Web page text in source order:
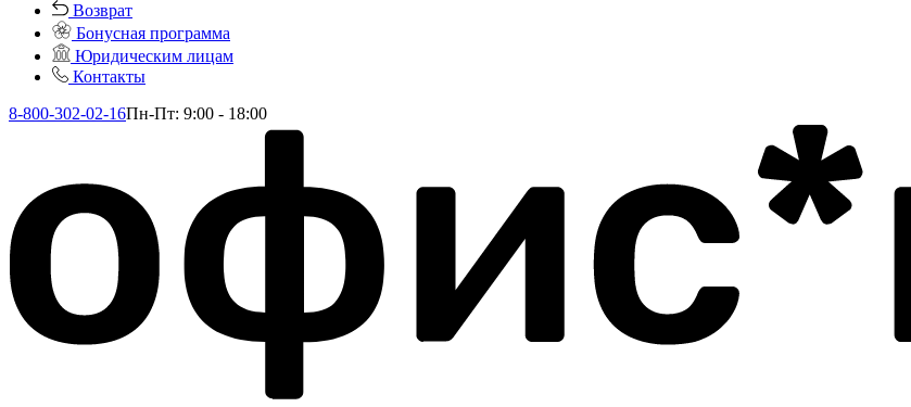
Возврат
Бонусная программа
Юридическим лицам
Контакты
8-800-302-02-16Пн-Пт: 9:00 - 18:00